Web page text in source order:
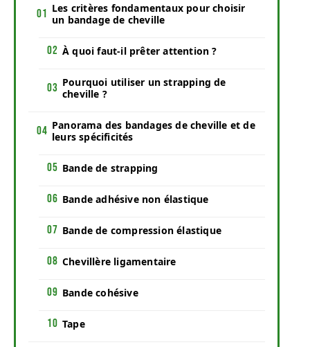
Les critères fondamentaux pour choisir
un bandage de cheville
À quoi faut-il prêter attention ?
Pourquoi utiliser un strapping de
cheville ?
Panorama des bandages de cheville et de
leurs spécificités
Bande de strapping
Bande adhésive non élastique
Bande de compression élastique
Chevillère ligamentaire
Bande cohésive
Tape